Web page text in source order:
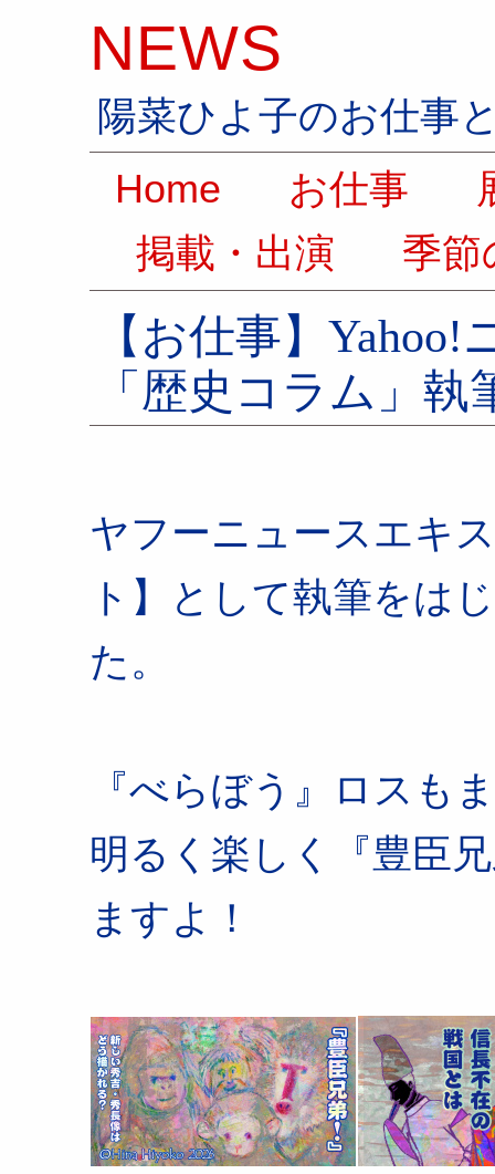
NEWS
陽菜ひよ子のお仕事
Home
お仕事
掲載・出演
季節
【お仕事】
「歴史コラム」
ヤフーニュースエキ
ト】として執筆をは
た。
『べらぼう』ロスも
明るく楽しく『豊臣
ますよ！